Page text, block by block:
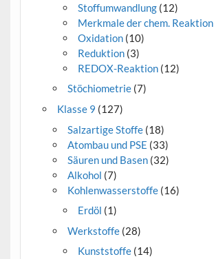
Stoffumwandlung (12)
Merkmale der chem. Reaktion
Oxidation (10)
Reduktion (3)
REDOX-Reaktion (12)
Stöchiometrie (7)
Klasse 9 (127)
Salzartige Stoffe (18)
Atombau und PSE (33)
Säuren und Basen (32)
Alkohol (7)
Kohlenwasserstoffe (16)
Erdöl (1)
Werkstoffe (28)
Kunststoffe (14)